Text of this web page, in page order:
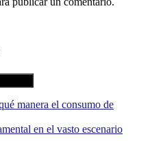
manera el consumo de
en el vasto escenario